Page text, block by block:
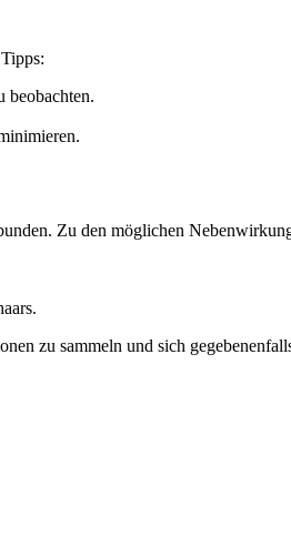
beobachten.
Zu den möglichen
zu sammeln und sich